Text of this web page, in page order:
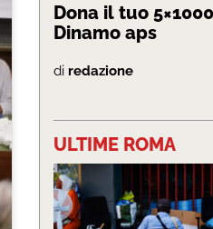
Dona il tuo
Dinamo aps
di redazione
ULTIME ROMA